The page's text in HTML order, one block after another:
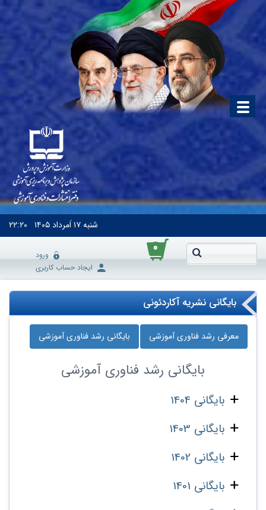
شنبه۱۷ اَمرداد ۱۴۰۵ ۲۲:۲۰
۰
ورود
ایجاد حساب کاربری
بایگانی نشریه آکاردئونی
معرفی رشد فناوری آموزشی بایگانی رشد فناوری آموزشی
بایگانی رشد فناوری آموزشی
بایگانی 1404
بایگانی 1403
بایگانی 1402
بایگانی 1401